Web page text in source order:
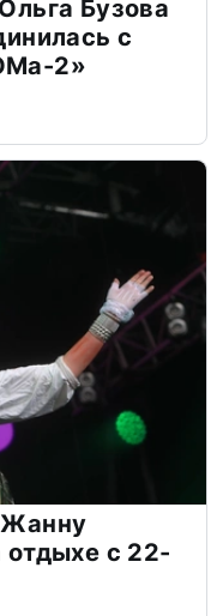
Бузова
с
2»
Жанну
отдыхе с 22-